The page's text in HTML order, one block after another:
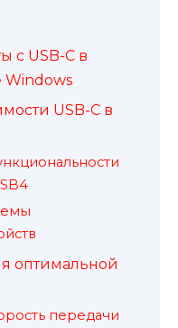
с USB-C в
Windows
USB-C в
оптимальной
передачи